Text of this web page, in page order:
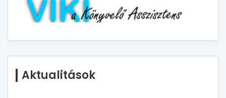
Aktualitások